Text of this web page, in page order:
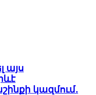
այս
կազմում․